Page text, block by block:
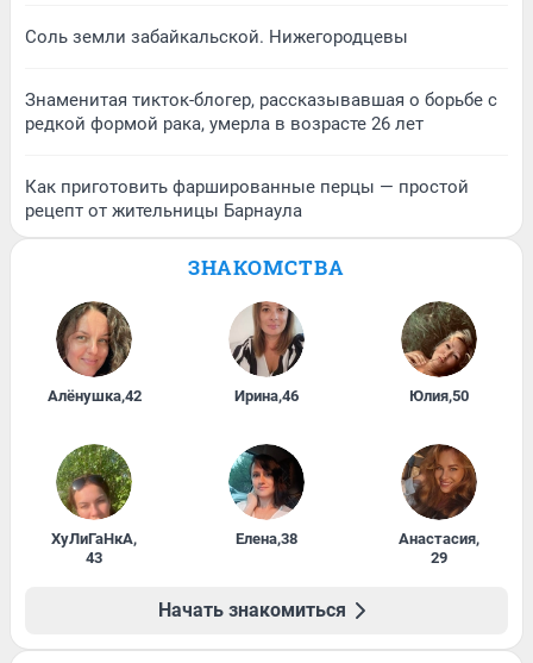
Соль земли забайкальской. Нижегородцевы
Знаменитая тикток-блогер, рассказывавшая о борьбе с
редкой формой рака, умерла в возрасте 26 лет
Как приготовить фаршированные перцы — простой
рецепт от жительницы Барнаула
ЗНАКОМСТВА
Алёнушка,42 Ирина,46 Юлия,50
ХуЛиГаНкА,
43
Елена,38 Анастасия,
29
Начать знакомиться